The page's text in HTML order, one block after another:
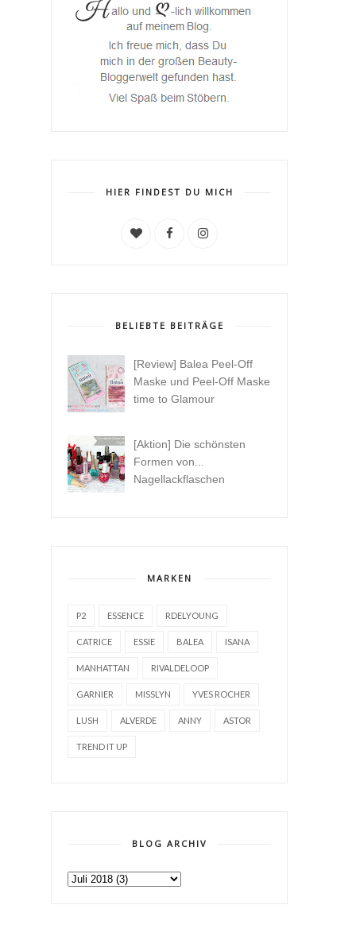
HIER FINDEST DU MICH
BELIEBTE BEITRÄGE
[Review] Balea Peel-Off
Maske und Peel-Off Maske
time to Glamour
[Aktion] Die schönsten
Formen von...
Nagellackflaschen
MARKEN
P2 ESSENCE RDELYOUNG
CATRICE ESSIE BALEA ISANA
MANHATTAN RIVALDELOOP
GARNIER MISSLYN YVES ROCHER
LUSH ALVERDE ANNY ASTOR
TREND IT UP
BLOG ARCHIV